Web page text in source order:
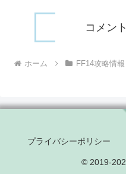
コメン
ホーム FF14攻略情報
プライバシーポリシー
© 2019-